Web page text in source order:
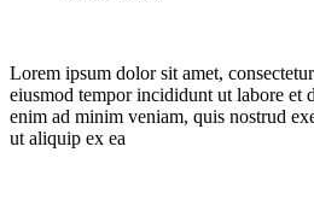
Lorem ipsum dolor sit amet,
eiusmod tempor incididunt ut labore et
enim ad minim veniam, quis nostrud
ut aliquip ex ea